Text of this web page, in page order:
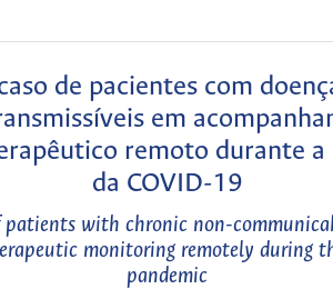
de pacientes com
em
remoto durante a
da COVID-19
patients with chronic non-
monitoring remotely during
pandemic